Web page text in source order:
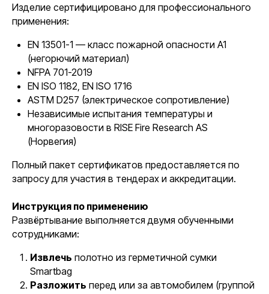
Изделие сертифицировано для профессионального
применения:
EN 13501-1 — класс пожарной опасности A1
(негорючий материал)
NFPA 701-2019
EN ISO 1182, EN ISO 1716
ASTM D257 (электрическое сопротивление)
Независимые испытания температуры и
многоразовости в RISE Fire Research AS
(Норвегия)
Полный пакет сертификатов предоставляется по
запросу для участия в тендерах и аккредитации.
Инструкция по применению
Развёртывание выполняется двумя обученными
сотрудниками:
Извлечь полотно из герметичной сумки
Smartbag
Разложить перед или за автомобилем (группой